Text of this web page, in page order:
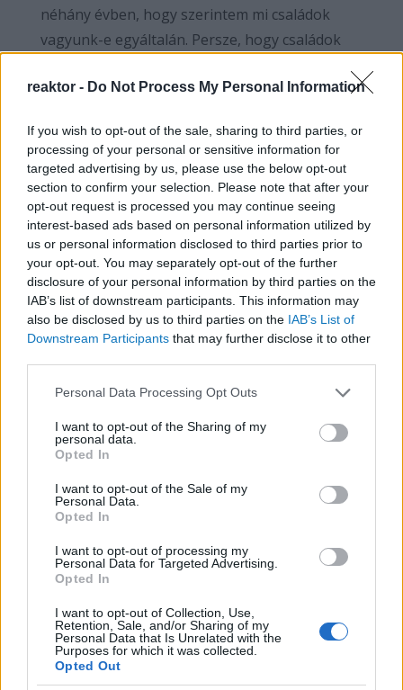
reaktor - Do Not Process My Personal Information
If you wish to opt-out of the sale, sharing to third parties, or
processing of your personal or sensitive information for
targeted advertising by us, please use the below opt-out
section to confirm your selection. Please note that after your
opt-out request is processed you may continue seeing
interest-based ads based on personal information utilized by
us or personal information disclosed to third parties prior to
your opt-out. You may separately opt-out of the further
disclosure of your personal information by third parties on the
IAB’s list of downstream participants. This information may
also be disclosed by us to third parties on the IAB’s List of
Downstream Participants that may further disclose it to other
Please note that this website/app uses one or more Google
not limited to your visit or usage behaviour. You may click to
grant or deny consent to Google and its third-party tags to
use your data for below specified purposes in below Google
consent section.
Personal Data Processing Opt Outs
I want to opt-out of the Sharing of my
personal data.
Opted In
I want to opt-out of the Sale of my
Personal Data.
Opted In
I want to opt-out of processing my
Personal Data for Targeted Advertising.
Opted In
I want to opt-out of Collection, Use,
Retention, Sale, and/or Sharing of my
Personal Data that Is Unrelated with the
Purposes for which it was collected.
Opted Out
néhány évben, hogy szerintem mi családok
vagyunk-e egyáltalán. Persze, hogy családok
Sok mindenki megkérdezte már, hogy
egyébként mi családnak tartjuk-e magunkat
vagy mi csak egy háztartás vagyunk.
Természetesen mi nem csak egy háztartás
vagyunk, hiszen ahol szülők gyereket nevelnek,
az egy család. Nagyon fontos, hogy ki legyen
mondva, mint ahogyan ki is van mondva, hogy
amikor családtámogatásokról beszélünk, akkor
az egyszülős családok is benne vannak ebben a
körben. Ennek a deklarálása is egy nagyon
fontos dolog.
Hogyan érintette a járványhelyzet a
családokat?
Nagyon rosszul. Amikor azt látjuk, hogy a két
szülővel élő családok is egyre fáradtabbak,
egyre nehezebben tudják vinni a terheket. A
bezártság pszichés terhét, a gyakorlati terhét
huszonnégy órában otthon vannak a gyerekek,
foglalkozni, játszani kell velük, készülni kell az
óráikra. Emellett persze dolgozni kell, kell vinni